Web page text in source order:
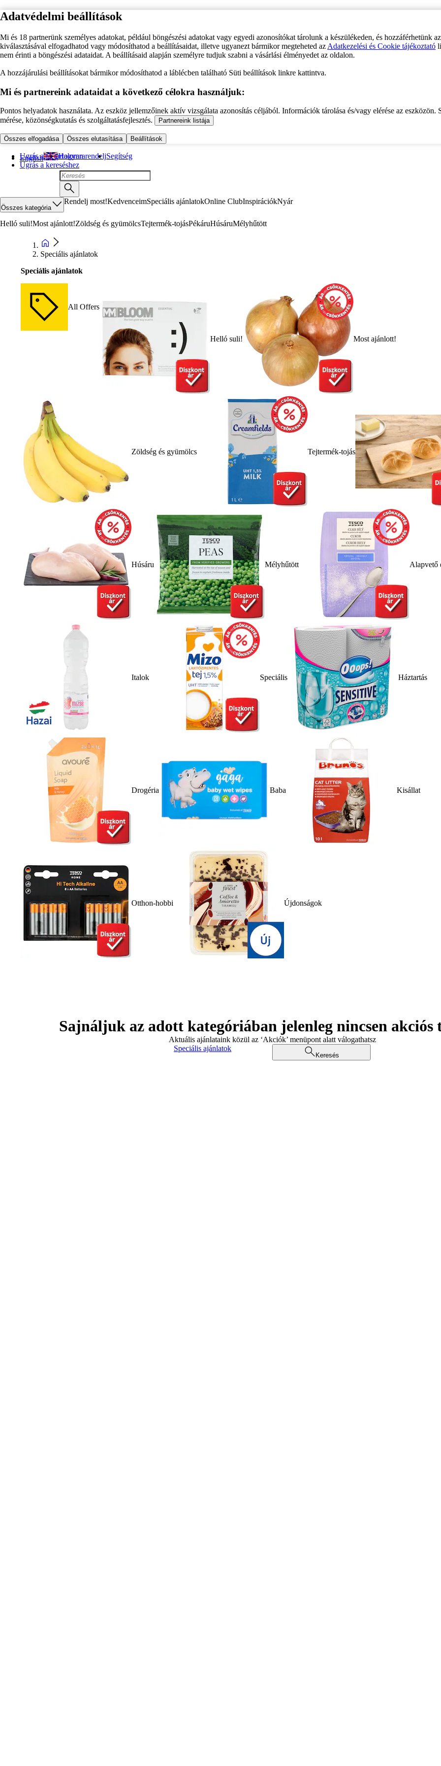
Adatvédelmi beállítások
Mi és 18 partnerünk személyes adatokat, például böngészési adatokat vagy egyedi azonosítókat tárolunk a készülékeden, és hozzáférhetünk
kiválasztásával elfogadhatod vagy módosíthatod a beállításaidat, illetve ugyanezt bármikor megteheted az Adatkezelési és Cookie tájékoztató
nem érinti a böngészési adataidat. A beállításaid alapján személyre tudjuk szabni a vásárlási élményedet az oldalon.
A hozzájárulási beállításokat bármikor módosíthatod a láblécben található Süti beállítások linkre kattintva.
Mi és partnereink adataidat a következő célokra használjuk:
Pontos helyadatok használata. Az eszköz jellemzőinek aktív vizsgálata azonosítás céljából. Információk tárolása és/vagy elérése az eszközön.
mérése, közönségkutatás és szolgáltatásfejlesztés.
Partnereink listája
Összes elfogadása Összes elutasítása Beállítások
Ugrás a fő tartalomra
Ugrás a kereséshez
English Hogyan rendeljSegítség
Összes kategória
Rendelj most!KedvenceimSpeciális ajánlatokOnline ClubInspirációkNyár
Helló suli!Most ajánlott!Zöldség és gyümölcsTejtermék-tojásPékáruHúsáruMélyhűtött
Speciális ajánlatok
Speciális ajánlatok
All Offers
Helló suli! Most ajánlott!
Zöldség és gyümölcs Tejtermék-tojás
Húsáru Mélyhűtött Alapvető
Italok Speciális Háztartás
Drogéria Baba Kisállat
Otthon-hobbi Újdonságok
Sajnáljuk az adott kategóriában jelenleg nincsen akciós
Aktuális ajánlataink közül az ‘Akciók’ menüpont alatt válogathatsz
Speciális ajánlatok
Keresés